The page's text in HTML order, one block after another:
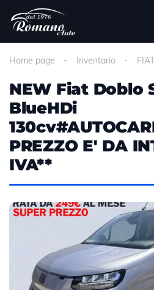
Home page Inventario FIAT
NEW Fiat Doblo
BlueHDi
PREZZO E' DA
IVA**